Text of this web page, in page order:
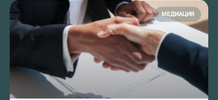
МЕДИАЦИЯ